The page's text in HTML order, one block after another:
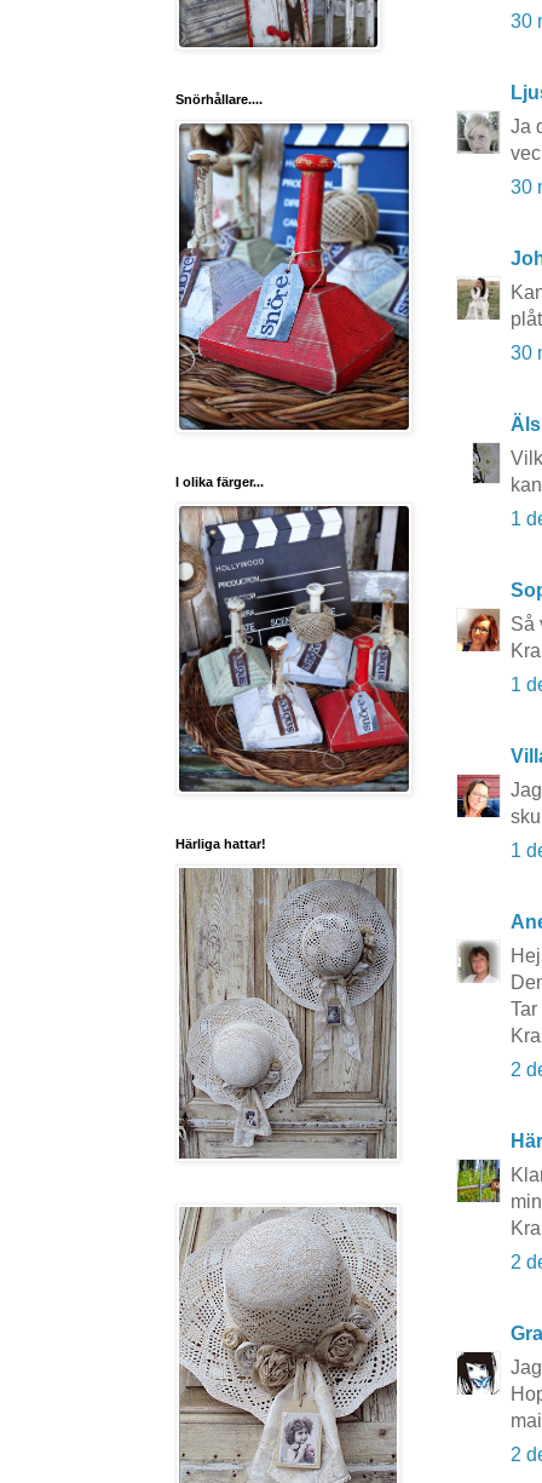
30
Ja
30
30
1
Så
1
1
2
2
2
Snörhållare....
I olika färger...
Härliga hattar!